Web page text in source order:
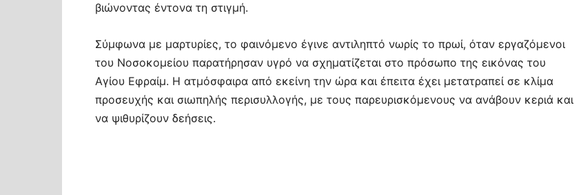
βιώνοντας έντονα τη στιγμή.
Σύμφωνα με μαρτυρίες, το φαινόμενο έγινε αντιληπτό νωρίς το πρωί, όταν εργαζόμενοι
του Νοσοκομείου παρατήρησαν υγρό να σχηματίζεται στο πρόσωπο της εικόνας του
Αγίου Εφραίμ. Η ατμόσφαιρα από εκείνη την ώρα και έπειτα έχει μετατραπεί σε κλίμα
προσευχής και σιωπηλής περισυλλογής, με τους παρευρισκόμενους να ανάβουν κεριά και
να ψιθυρίζουν δεήσεις.